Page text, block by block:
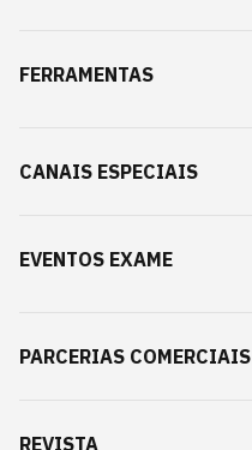
FERRAMENTAS
CANAIS ESPECIAIS
EVENTOS EXAME
PARCERIAS COMERCIAIS
REVISTA